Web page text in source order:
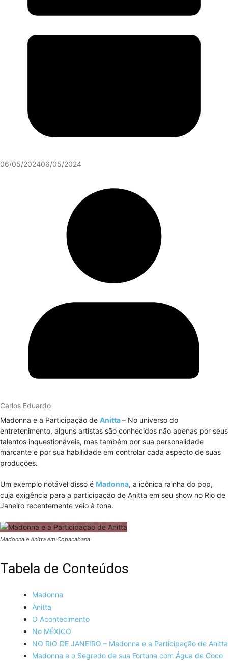
06/05/202406/05/2024
Carlos Eduardo
Madonna e a Participação de Anitta– No universo do
entretenimento, alguns artistas são conhecidos não apenas por seus
talentos inquestionáveis, mas também por sua personalidade
marcante e por sua habilidade em controlar cada aspecto de suas
produções.
Um exemplo notável disso é Madonna, a icônica rainha do pop,
cuja exigência para a participação de Anitta em seu show no Rio de
Janeiro recentemente veio à tona.
Madonna e Anitta em Copacabana
Tabela de Conteúdos
Madonna
Anitta
O Acontecimento
No MÉXICO
NO RIO DE JANEIRO – Madonna e a Participação de Anitta
Madonna e o Segredo de sua Fortuna com Água de Coco